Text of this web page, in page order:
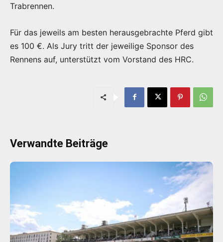
Trabrennen.
Für das jeweils am besten herausgebrachte Pferd gibt
es 100 €. Als Jury tritt der jeweilige Sponsor des
Rennens auf, unterstützt vom Vorstand des HRC.
Verwandte Beiträge